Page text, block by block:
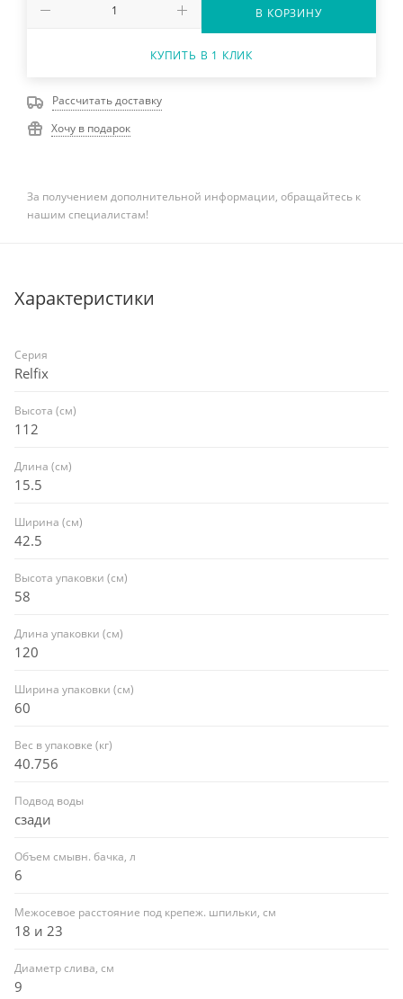
В КОРЗИНУ
КУПИТЬ В 1 КЛИК
Рассчитать доставку
Хочу в подарок
За получением дополнительной информации, обращайтесь к
нашим специалистам!
Характеристики
Серия
Relfix
Высота (см)
112
Длина (см)
15.5
Ширина (см)
42.5
Высота упаковки (см)
58
Длина упаковки (см)
120
Ширина упаковки (см)
60
Вес в упаковке (кг)
40.756
Подвод воды
сзади
Объем смывн. бачка, л
6
Межосевое расстояние под крепеж. шпильки, см
18 и 23
Диаметр слива, см
9